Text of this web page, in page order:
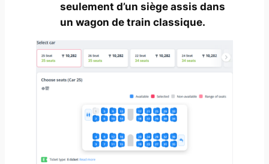
seulement d’un siège assis dans
un wagon de train classique.